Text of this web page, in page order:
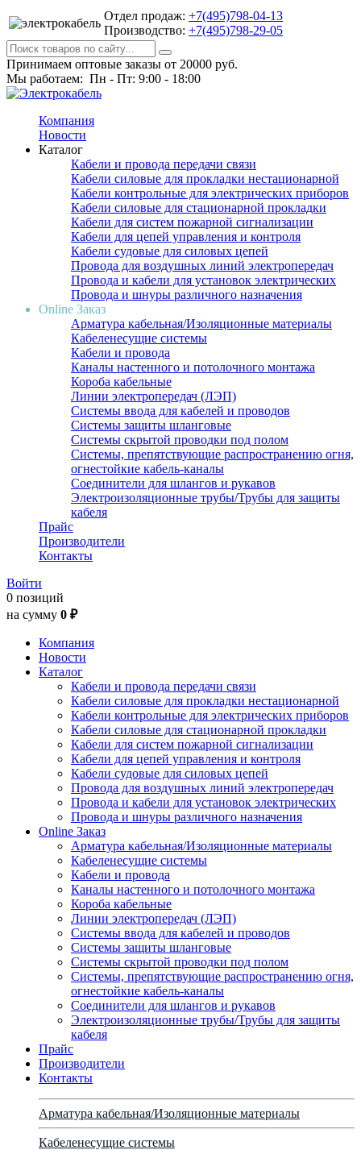
Отдел продаж: +7(495)798-04-13
Производство: +7(495)798-29-05
Принимаем оптовые заказы от 20000 руб.
Мы работаем: Пн - Пт: 9:00 - 18:00
Компания
Новости
Каталог
Кабели и провода передачи связи
Кабели силовые для прокладки нестационарной
Кабели контрольные для электрических приборов
Кабели силовые для стационарной прокладки
Кабели для систем пожарной сигнализации
Кабели для цепей управления и контроля
Кабели судовые для силовых цепей
Провода для воздушных линий электропередач
Провода и кабели для установок электрических
Провода и шнуры различного назначения
Online Заказ
Арматура кабельная/Изоляционные материалы
Кабеленесущие системы
Кабели и провода
Каналы настенного и потолочного монтажа
Короба кабельные
Линии электропередач (ЛЭП)
Системы ввода для кабелей и проводов
Системы защиты шланговые
Системы скрытой проводки под полом
Системы, препятствующие распространению огня,
огнестойкие кабель-каналы
Соединители для шлангов и рукавов
Электроизоляционные трубы/Трубы для защиты
кабеля
Прайс
Производители
Контакты
Войти
0 позиций
на сумму 0 ₽
Компания
Новости
Каталог
Кабели и провода передачи связи
Кабели силовые для прокладки нестационарной
Кабели контрольные для электрических приборов
Кабели силовые для стационарной прокладки
Кабели для систем пожарной сигнализации
Кабели для цепей управления и контроля
Кабели судовые для силовых цепей
Провода для воздушных линий электропередач
Провода и кабели для установок электрических
Провода и шнуры различного назначения
Online Заказ
Арматура кабельная/Изоляционные материалы
Кабеленесущие системы
Кабели и провода
Каналы настенного и потолочного монтажа
Короба кабельные
Линии электропередач (ЛЭП)
Системы ввода для кабелей и проводов
Системы защиты шланговые
Системы скрытой проводки под полом
Системы, препятствующие распространению огня,
огнестойкие кабель-каналы
Соединители для шлангов и рукавов
Электроизоляционные трубы/Трубы для защиты
кабеля
Прайс
Производители
Контакты
Арматура кабельная/Изоляционные материалы
Кабеленесущие системы